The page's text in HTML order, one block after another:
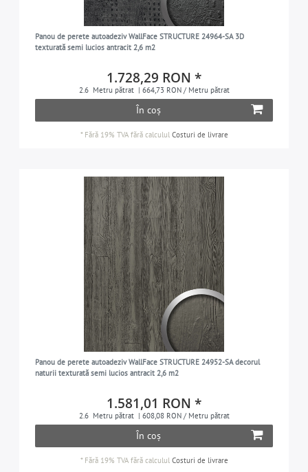
Panou de perete autoadeziv WallFace STRUCTURE 24964-SA 3D
texturată semi lucios antracit 2,6 m2
1.728,29 RON *
2.6 Metru pătrat | 664,73 RON / Metru pătrat
În coș
* Fără 19% TVAfără calculul Costuri de livrare
Panou de perete autoadeziv WallFace STRUCTURE 24952-SA decorul
naturii texturată semi lucios antracit 2,6 m2
1.581,01 RON *
2.6 Metru pătrat | 608,08 RON / Metru pătrat
În coș
* Fără 19% TVAfără calculul Costuri de livrare